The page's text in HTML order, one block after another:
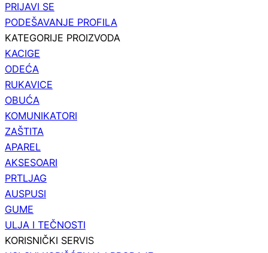
PRIJAVI SE
PODEŠAVANJE PROFILA
KATEGORIJE PROIZVODA
KACIGE
ODEĆA
RUKAVICE
OBUĆA
KOMUNIKATORI
ZAŠTITA
APAREL
AKSESOARI
PRTLJAG
AUSPUSI
GUME
ULJA I TEČNOSTI
KORISNIČKI SERVIS